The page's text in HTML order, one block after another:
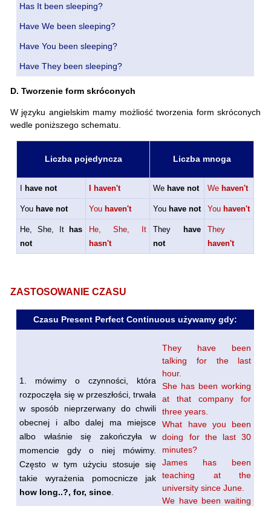
Has It been sleeping?
Have We been sleeping?
Have You been sleeping?
Have They been sleeping?
D. Tworzenie form skróconych
W języku angielskim mamy możliość tworzenia form skróconych
wedle poniższego schematu.
Liczba pojedyncza Liczba mnoga
have not I haven't We have not We haven't
You have not You haven't You have not You haven't
He, She, It
has
not
He, She, It
hasn't
They
have
not
They
haven't
ZASTOSOWANIE CZASU
Czasu Present Perfect Continuous używamy gdy:
1. mówimy o czynności, która
rozpoczęła się w przeszłości, trwała
w sposób nieprzerwany do chwili
obecnej i albo dalej ma miejsce
albo właśnie się zakończyła w
momencie gdy o niej mówimy.
Często w tym użyciu stosuje się
takie wyrażenia pomocnicze jak
how long..?, for, since
They have been
talking for the last
hour.
She has been working
at that company for
three years.
What have you been
doing for the last 30
minutes?
James has been
teaching at the
university since June.
We have been waiting